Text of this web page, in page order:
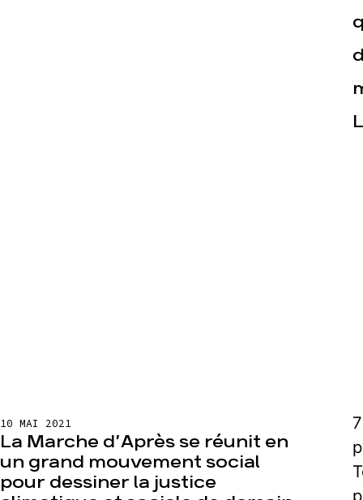
10 MAI 2021
La Marche d’Après se réunit en
un grand mouvement social
pour dessiner la justice